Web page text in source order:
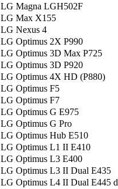
LG Magna LGH502F
LG Max X155
LG Nexus 4
LG Optimus 2X P990
LG Optimus 3D Max P725
LG Optimus 3D P920
LG Optimus 4X HD (P880)
LG Optimus F5
LG Optimus F7
LG Optimus G E975
LG Optimus G Pro
LG Optimus Hub E510
LG Optimus L1 II E410
LG Optimus L3 E400
LG Optimus L3 II Dual E435
LG Optimus L4 II Dual E445 d